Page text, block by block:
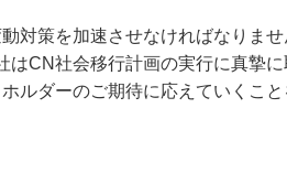
対策を加速させなければなりま
CN社会移行計画の実行に真摯に
ルダーのご期待に応えていくこと